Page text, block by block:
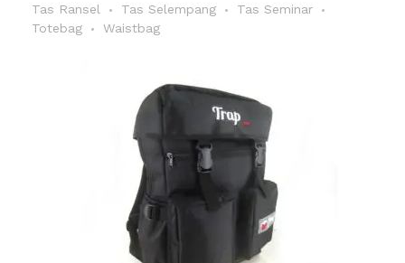
Tas Ransel
Tas Selempang
Tas Seminar
Totebag
Waistbag